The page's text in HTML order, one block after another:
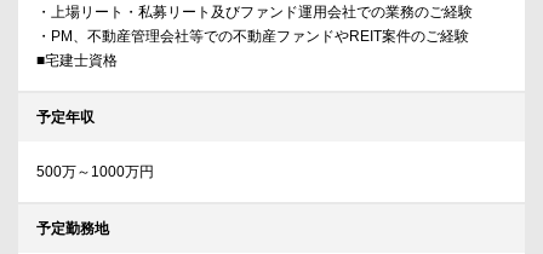
・上場リート・私募リート及びファンド運用会社での業務のご経験
・PM、不動産管理会社等での不動産ファンドやREIT案件のご経験
■宅建士資格
予定年収
500万～1000万円
予定勤務地